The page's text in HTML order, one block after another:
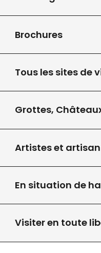
Brochures
Tous les sites de
Grottes,
Artistes et
En situation de
Visiter en toute